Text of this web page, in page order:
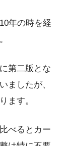
年の時を経
第二版とな
ましたが、
ます。
べるとカー